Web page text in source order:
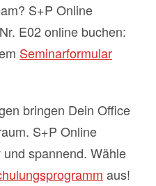
S+P Online
E02 online buchen:
Seminarformular
bringen Dein Office
S+P Online
spannend. Wähle
aus!